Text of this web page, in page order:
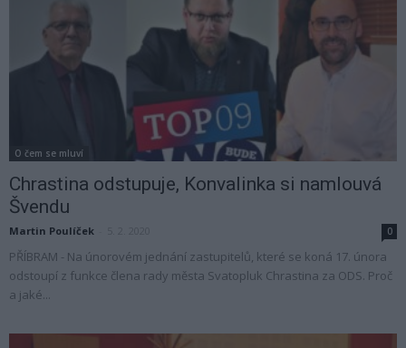
O čem se mluví
Chrastina odstupuje, Konvalinka si namlouvá
Švendu
Martin Poulíček 0
PŘÍBRAM - Na únorovém jednání zastupitelů, které se koná 17. února
odstoupí z funkce člena rady města Svatopluk Chrastina za ODS. Proč
a jaké...